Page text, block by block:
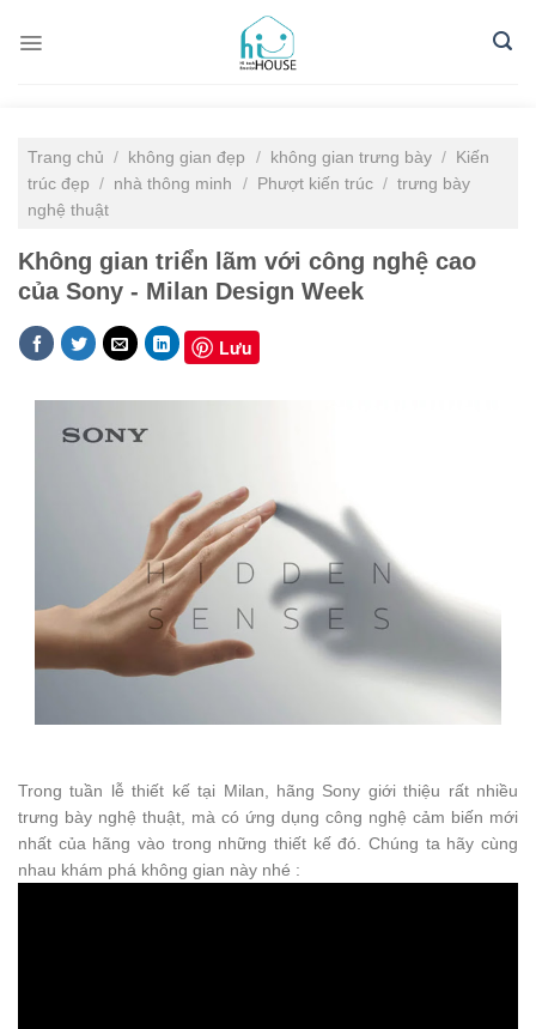
Trang chủ / không gian đẹp / không gian trưng bày / Kiến
trúc đẹp / nhà thông minh / Phượt kiến trúc / trưng bày
nghệ thuật
Không gian triển lãm với công nghệ cao
của Sony - Milan Design Week
Lưu
Trong tuần lễ thiết kế tại Milan, hãng Sony giới thiệu rất nhiều
trưng bày nghệ thuật, mà có ứng dụng công nghệ cảm biến mới
nhất của hãng vào trong những thiết kế đó. Chúng ta hãy cùng
nhau khám phá không gian này nhé :